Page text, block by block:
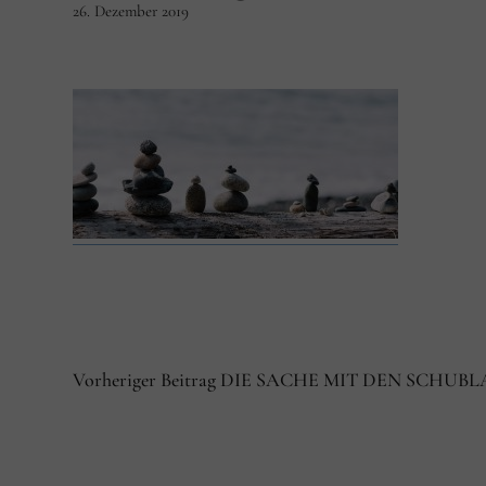
26. Dezember 2019
Vorheriger Beitrag DIE SACHE MIT DEN